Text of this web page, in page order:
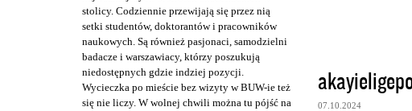
stolicy. Codziennie przewijają się przez nią
setki studentów, doktorantów i pracowników
naukowych. Są również pasjonaci, samodzielni
badacze i warszawiacy, którzy poszukują
niedostępnych gdzie indziej pozycji.
Wycieczka po mieście bez wizyty w BUW-ie też
się nie liczy. W wolnej chwili można tu pójść na
07.10.2024